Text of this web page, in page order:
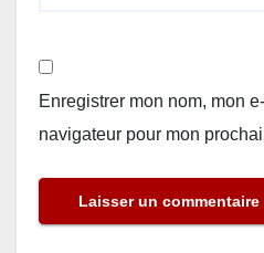
Enregistrer mon nom, mon
navigateur pour mon